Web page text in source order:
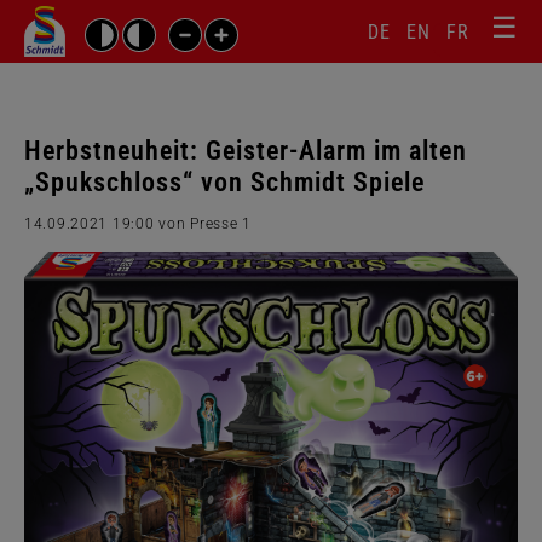
☰
DE EN FR
Suchbegriffe
Herbstneuheit: Geister-Alarm im alten
„Spukschloss“ von Schmidt Spiele
14.09.2021 19:00 von Presse 1